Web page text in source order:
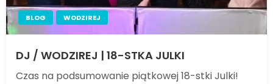
BLOG WODZIREJ
DJ / WODZIREJ | 18-STKA JULKI
Czas na podsumowanie piątkowej 18-stki Julki!